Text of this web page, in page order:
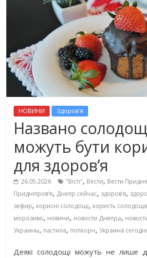
НОВИНИ Здоров'я
Названо
можуть бути
для здоров’я
26.05.2026 "Вісті", Вести, Вести
Придніпровʼя, Днепр сейчас, здоров’я,
зефир, корисні солодощі, користь
морозиво, новини, новости Днепра,
Украины, пастила, попкорн, Украина
Деякі солодощі можуть не лише